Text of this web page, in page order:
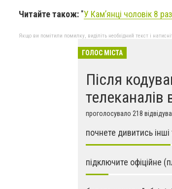
Читайте також: "У Кам’янці чоловік 8
Якщо ви помітили помилку, виділіть необхідний текст і
ГОЛОС МІСТА
Після
телеканалів
проголосувало 218
почнете дивитись інші
підключите офіційне